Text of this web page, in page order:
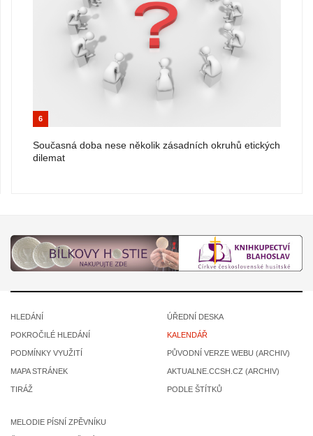
6
Současná doba nese několik zásadních okruhů etických
dilemat
HLEDÁNÍ
POKROČILÉ HLEDÁNÍ
PODMÍNKY VYUŽITÍ
MAPA STRÁNEK
TIRÁŽ
ÚŘEDNÍ DESKA
KALENDÁŘ
PŮVODNÍ VERZE WEBU (ARCHIV)
AKTUALNE.CCSH.CZ (ARCHIV)
PODLE ŠTÍTKŮ
MELODIE PÍSNÍ ZPĚVNÍKU